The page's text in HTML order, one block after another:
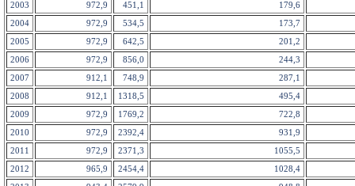
2003 972,9 451,1 179,6
2004 972,9 534,5 173,7
2005 972,9 642,5 201,2
2006 972,9 856,0 244,3
2007 912,1 748,9 287,1
2008 912,1 1318,5 495,4
2009 972,9 1769,2 722,8
2010 972,9 2392,4 931,9
2011 972,9 2371,3 1055,5
2012 965,9 2454,4 1028,4